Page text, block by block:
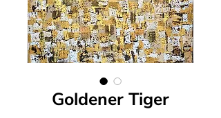
Goldener Tiger